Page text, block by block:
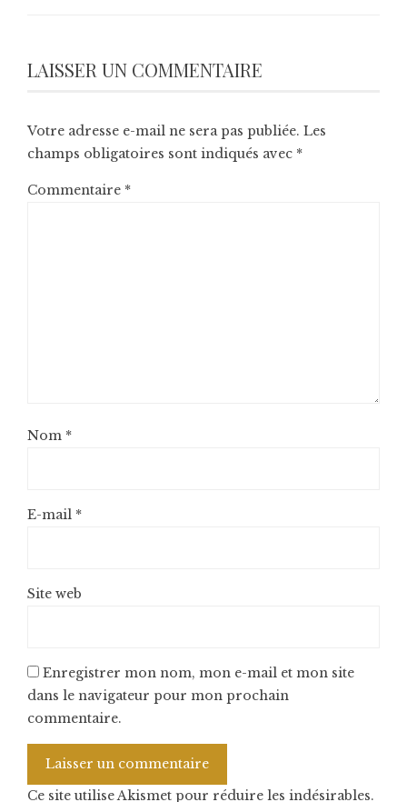
LAISSER UN COMMENTAIRE
Votre adresse e-mail ne sera pas publiée. Les
champs obligatoires sont indiqués avec *
Commentaire *
Nom *
E-mail *
Site web
Enregistrer mon nom, mon e-mail et mon site
dans le navigateur pour mon prochain
commentaire.
Ce site utilise Akismet pour réduire les indésirables.